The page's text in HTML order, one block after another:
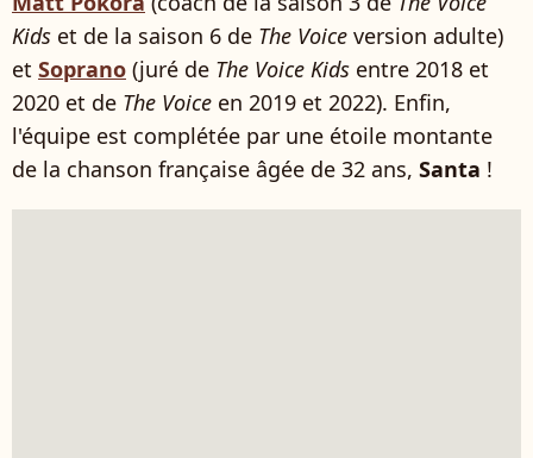
Kids et de la saison 6 de The Voice version adulte)
et Soprano (juré de The Voice Kids entre 2018 et
2020 et de The Voice en 2019 et 2022). Enfin,
l'équipe est complétée par une étoile montante
de la chanson française âgée de 32 ans, Santa !